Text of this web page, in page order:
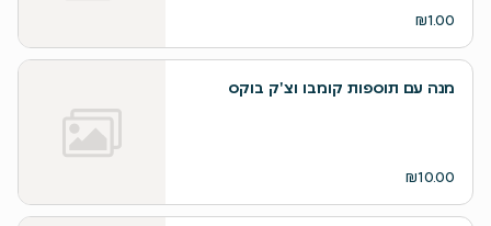
₪1.00
מנה עם תוספות קומבו וצ'ק בוקס
₪10.00